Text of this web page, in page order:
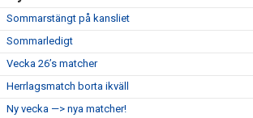
Sommarstängt på kansliet
Sommarledigt
Vecka 26’s matcher
Herrlagsmatch borta ikväll
Ny vecka —> nya matcher!